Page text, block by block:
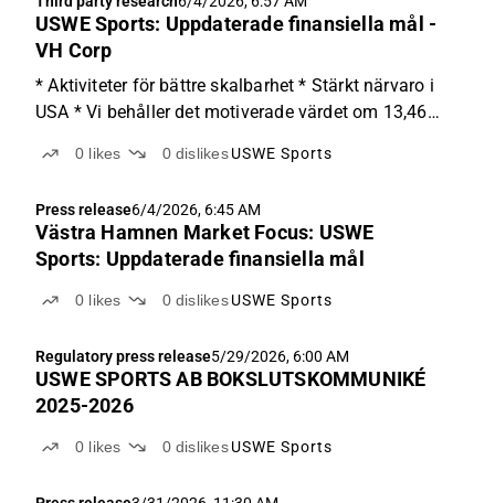
USWE Sports: Uppdaterade finansiella mål -
VH Corp
* Aktiviteter för bättre skalbarhet * Stärkt närvaro i
USA * Vi behåller det motiverade värdet om 13,46
(USWE) sista kvartal för det brutna räkenskapsåret
0 likes 0 dislikes USWE Sports
Press release6/4/2026, 6:45 AM
Västra Hamnen Market Focus: USWE
Sports: Uppdaterade finansiella mål
0 likes 0 dislikes USWE Sports
Regulatory press release5/29/2026, 6:00 AM
USWE SPORTS AB BOKSLUTSKOMMUNIKÉ
2025-2026
0 likes 0 dislikes USWE Sports